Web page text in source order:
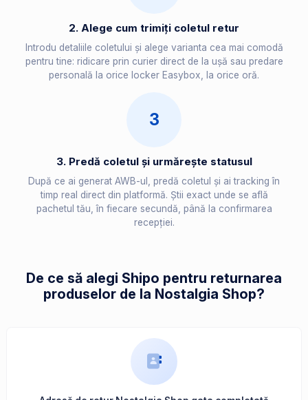
2. Alege cum trimiți coletul retur
Introdu detaliile coletului și alege varianta cea mai comodă
pentru tine: ridicare prin curier direct de la ușă sau predare
personală la orice locker Easybox, la orice oră.
3
3. Predă coletul și urmărește statusul
După ce ai generat AWB-ul, predă coletul și ai tracking în
timp real direct din platformă. Știi exact unde se află
pachetul tău, în fiecare secundă, până la confirmarea
recepției.
De ce să alegi Shipo pentru returnarea
produselor de la Nostalgia Shop?